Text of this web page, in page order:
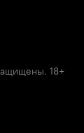
18+